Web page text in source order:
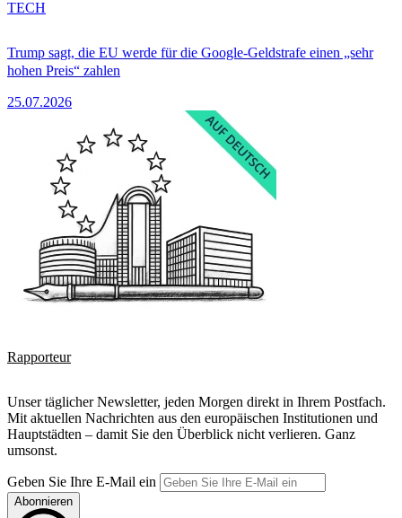
Trump sagt, die EU werde für die Google-Geldstrafe einen „sehr
hohen Preis“ zahlen
25.07.2026
TECH
Rapporteur
Unser täglicher Newsletter, jeden Morgen direkt in Ihrem Postfach.
Mit aktuellen Nachrichten aus den europäischen Institutionen und
Hauptstädten – damit Sie den Überblick nicht verlieren. Ganz
umsonst.
Geben Sie Ihre E-Mail ein
Abonnieren